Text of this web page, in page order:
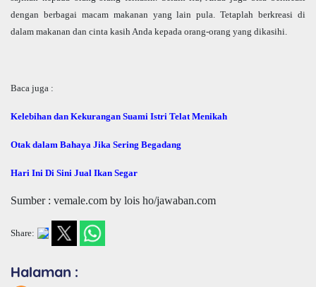
dengan berbagai macam makanan yang lain pula. Tetaplah berkreasi di
dalam makanan dan cinta kasih Anda kepada orang-orang yang dikasihi.
Baca juga :
Kelebihan dan Kekurangan Suami Istri Telat Menikah
Otak dalam Bahaya Jika Sering Begadang
Hari Ini Di Sini Jual Ikan Segar
Sumber : vemale.com by lois ho/jawaban.com
Share:
Halaman :